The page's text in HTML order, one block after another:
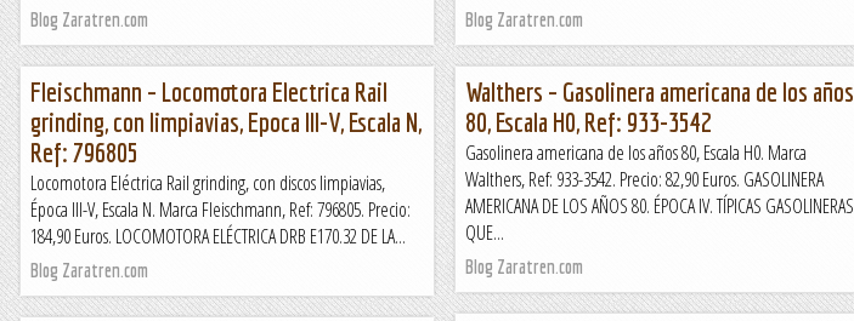
Blog Zaratren.com Blog Zaratren.com
Fleischmann – Locomotora Electrica Rail
grinding, con limpiavias, Epoca III-V, Escala N,
Ref: 796805
Locomotora Eléctrica Rail grinding, con discos limpiavias,
Época III-V, Escala N. Marca Fleischmann, Ref: 796805. Precio:
184,90 Euros. LOCOMOTORA ELÉCTRICA DRB E170.32 DE LA...
Blog Zaratren.com
Walthers – Gasolinera americana de los años
80, Escala H0, Ref: 933-3542
Gasolinera americana de los años 80, Escala H0. Marca
Walthers, Ref: 933-3542. Precio: 82,90 Euros. GASOLINERA
AMERICANA DE LOS AÑOS 80. ÉPOCA IV. TÍPICAS GASOLINERAS
QUE...
Blog Zaratren.com